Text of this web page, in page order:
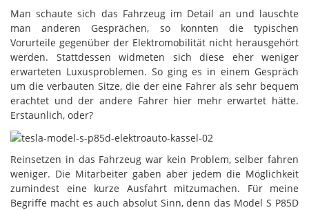
Man schaute sich das Fahrzeug im Detail an und lauschte
man anderen Gesprächen, so konnten die typischen
Vorurteile gegenüber der Elektromobilität nicht herausgehört
werden. Stattdessen widmeten sich diese eher weniger
erwarteten Luxusproblemen. So ging es in einem Gespräch
um die verbauten Sitze, die der eine Fahrer als sehr bequem
erachtet und der andere Fahrer hier mehr erwartet hätte.
Erstaunlich, oder?
Reinsetzen in das Fahrzeug war kein Problem, selber fahren
weniger. Die Mitarbeiter gaben aber jedem die Möglichkeit
zumindest eine kurze Ausfahrt mitzumachen. Für meine
Begriffe macht es auch absolut Sinn, denn das Model S P85D